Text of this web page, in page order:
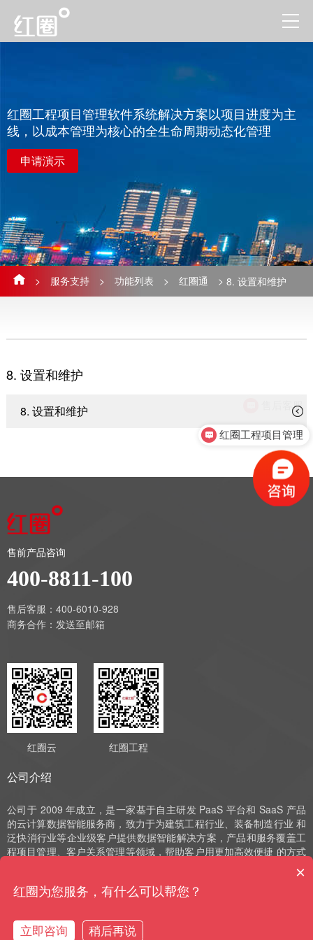
红圈工程项目管理软件系统解决方案以项目进度为主
线，以成本管理为核心的全生命周期动态化管理
申请演示
> 服务支持 > 功能列表 > 红圈通 > 8. 设置和维护
8. 设置和维护
8. 设置和维护
售前产品咨询
400-8811-100
售后客服：400-6010-928
商务合作： 发送至邮箱
红圈云 红圈工程
公司介绍
公司于 2009 年成立，是一家基于自主研发 PaaS 平台和 SaaS 产品
的云计算数据智能服务商，致力于为建筑工程行业、装备制造行业 和
泛快消行业等企业级客户提供数据智能解决方案，产品和服务覆盖工
程项目管理、客户关系管理等领域，帮助客户用更加高效便捷 的方式
实现数字化运营、管理和决策。公司深耕 SaaS 领域十余年，始终以
自主研发作为发展的驱动力，并获评国家高新技术企业、中 关村高新
技术企业、北京市“专精特新”小巨人和北京市“专精特新”中小企业等荣
红圈工程项目管理
售后客服
×
红圈为您服务，有什么可以帮您？
立即咨询 稍后再说
购买咨询 售前电话